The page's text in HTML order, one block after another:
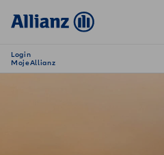
Login
MojeAllianz